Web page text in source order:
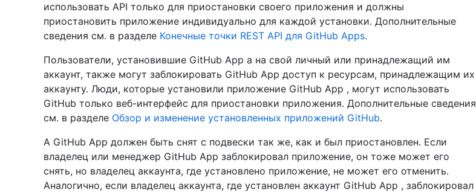
использовать API только для приостановки своего приложения и должны
приостановить приложение индивидуально для каждой установки. Дополнительные
сведения см. в разделе Конечные точки REST API для GitHub Apps.
Пользователи, установившие GitHub App a на свой личный или принадлежащий им
аккаунт, также могут заблокировать GitHub App доступ к ресурсам, принадлежащим их
аккаунту. Люди, которые установили приложение GitHub App , могут использовать
GitHub только веб-интерфейс для приостановки приложения. Дополнительные сведения
см. в разделе Обзор и изменение установленных приложений GitHub.
A GitHub App должен быть снят с подвески так же, как и был приостановлен. Если
владелец или менеджер GitHub App заблокировал приложение, он тоже может его
снять, но владелец аккаунта, где установлено приложение, не может его отменить.
Аналогично, если владелец аккаунта, где установлен аккаунт GitHub App , заблокировал